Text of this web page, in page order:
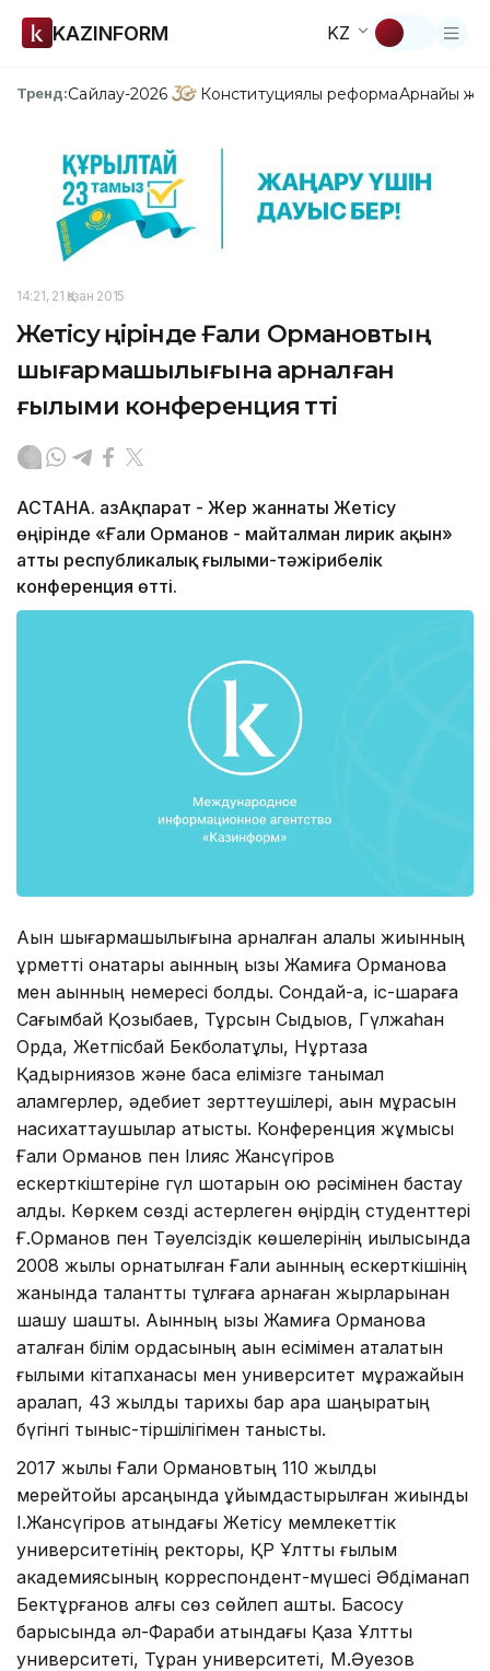
KAZINFORM KZ
Тренд:Сайлау-2026 Конституциялық реформаАрнайы
14:21, 21 Қазан 2015
Жетісу өңірінде Ғали Ормановтың
шығармашылығына арналған
ғылыми конференция өтті
АСТАНА. ҚазАқпарат - Жер жаннаты Жетісу
өңірінде «Ғали Орманов - майталман лирик ақын»
атты республикалық ғылыми-тәжірибелік
конференция өтті.
Ақын шығармашылығына арналған алқалы жиынның
құрметті қонақтары ақынның қызы Жамиға Орманова
мен ақынның немересі болды. Сондай-ақ, іс-шараға
Сағымбай Қозыбаев, Тұрсын Сыдықов, Гүлжаһан
Орда, Жетпісбай Бекболатұлы, Нұртаза
Қадырниязов және басқа елімізге танымал
қаламгерлер, әдебиет зерттеушілері, ақын мұрасын
насихаттаушылар қатысты. Конференция жұмысы
Ғали Орманов пен Ілияс Жансүгіров
ескерткіштеріне гүл шоқтарын қою рәсімінен бастау
алды. Көркем сөзді қастерлеген өңірдің студенттері
Ғ.Орманов пен Тәуелсіздік көшелерінің қиылысында
2008 жылы орнатылған Ғали ақынның ескерткішінің
жанында талантты тұлғаға арнаған жырларынан
шашу шашты. Ақынның қызы Жамиға Орманова
аталған білім ордасының ақын есімімен аталатын
ғылыми кітапханасы мен университет мұражайын
аралап, 43 жылдық тарихы бар қара шаңырақтың
бүгінгі тыныс-тіршілігімен танысты.
2017 жылы Ғали Ормановтың 110 жылдық
мерейтойы қарсаңында ұйымдастырылған жиынды
І.Жансүгіров атындағы Жетісу мемлекеттік
университетінің ректоры, ҚР Ұлттық ғылым
академиясының корреспондент-мүшесі Әбдіманап
Бектұрғанов алғы сөз сөйлеп ашты. Басқосу
барысында әл-Фараби атындағы Қазақ Ұлттық
университеті, Тұран университеті, М.Әуезов